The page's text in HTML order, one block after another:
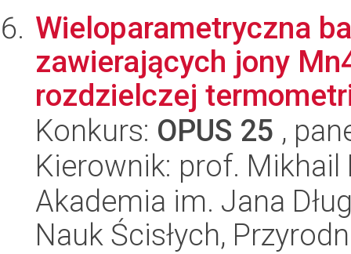
Wieloparametryczna
zawierających jony
rozdzielczej
Konkurs: OPUS 25 ,
Kierownik: prof. Mikhail
Akademia im. Jana
Nauk Ścisłych,